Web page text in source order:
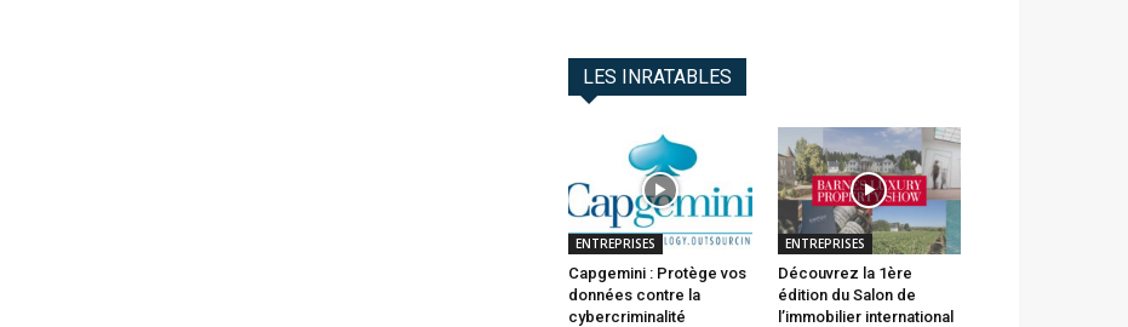
LES INRATABLES
ENTREPRISES
Capgemini : Protège vos
données contre la
cybercriminalité
ENTREPRISES
Découvrez la 1ère
édition du Salon de
l’immobilier international